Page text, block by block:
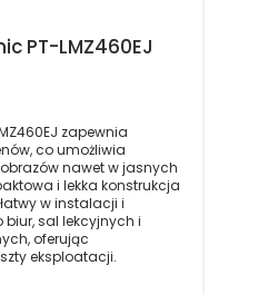
PT-LMZ460EJ
zapewnia
co umożliwia
nawet w jasnych
i lekka konstrukcja
w instalacji i
biur, sal lekcyjnych i
oferując
eksploatacji.